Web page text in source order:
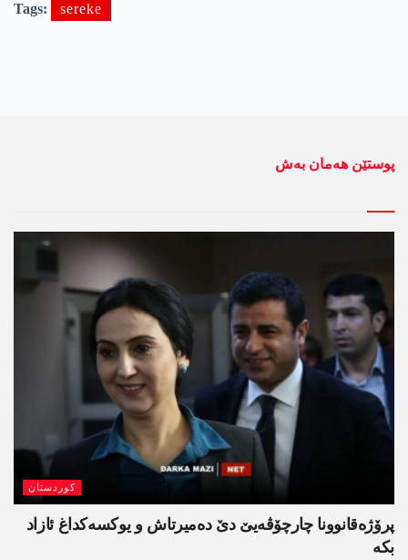
Tags: sereke
پوستێن ھەمان بەش
کوردستان
پرۆژەقانوونا چارچۆڤەیێ دێ دەمیرتاش و یوکسەکداغ ئازاد
بکە